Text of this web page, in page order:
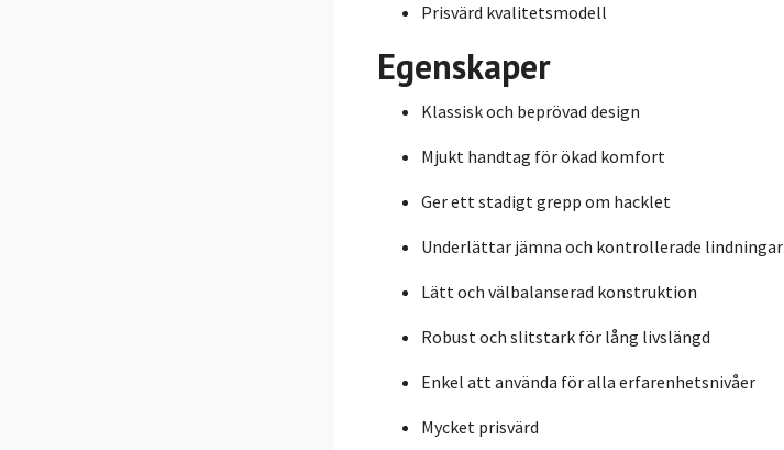
Prisvärd kvalitetsmodell
Egenskaper
Klassisk och beprövad design
Mjukt handtag för ökad komfort
Ger ett stadigt grepp om hacklet
Underlättar jämna och kontrollerade lindningar
Lätt och välbalanserad konstruktion
Robust och slitstark för lång livslängd
Enkel att använda för alla erfarenhetsnivåer
Mycket prisvärd